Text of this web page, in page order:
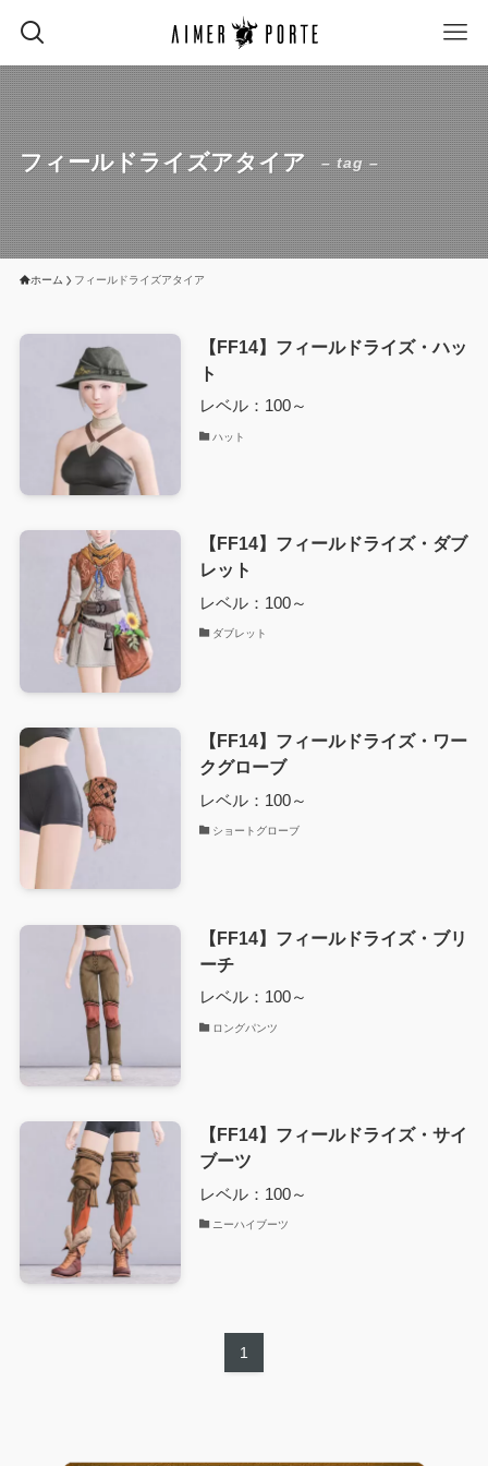
フィールドライズアタイア – tag –
ホーム フィールドライズアタイア
【FF14】フィールドライズ・ハッ
ト
レベル：100～
ハット
【FF14】フィールドライズ・ダブ
レット
レベル：100～
ダブレット
【FF14】フィールドライズ・ワー
クグローブ
レベル：100～
ショートグローブ
【FF14】フィールドライズ・ブリ
ーチ
レベル：100～
ロングパンツ
【FF14】フィールドライズ・サイ
ブーツ
レベル：100～
ニーハイブーツ
1